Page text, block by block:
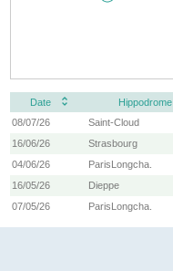
Date Hippodrome
08/07/26
Saint-Cloud
16/06/26
Strasbourg
04/06/26
ParisLongcha.
16/05/26
Dieppe
07/05/26
ParisLongcha.